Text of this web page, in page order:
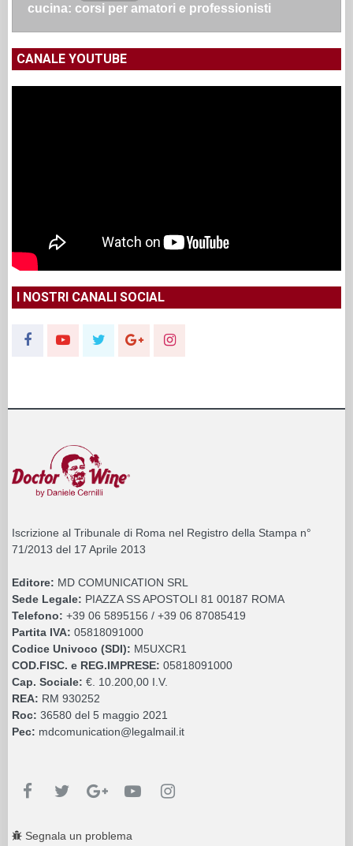
cucina: corsi per amatori e professionisti
CANALE YOUTUBE
I NOSTRI CANALI SOCIAL
Iscrizione al Tribunale di Roma nel Registro della Stampa n°
71/2013 del 17 Aprile 2013
Editore: MD COMUNICATION SRL
Sede Legale: PIAZZA SS APOSTOLI 81 00187 ROMA
Telefono: +39 06 5895156 / +39 06 87085419
Partita IVA: 05818091000
Codice Univoco (SDI): M5UXCR1
COD.FISC. e REG.IMPRESE: 05818091000
Cap. Sociale: €. 10.200,00 I.V.
REA: RM 930252
Roc: 36580 del 5 maggio 2021
Pec: mdcomunication@legalmail.it
Segnala un problema